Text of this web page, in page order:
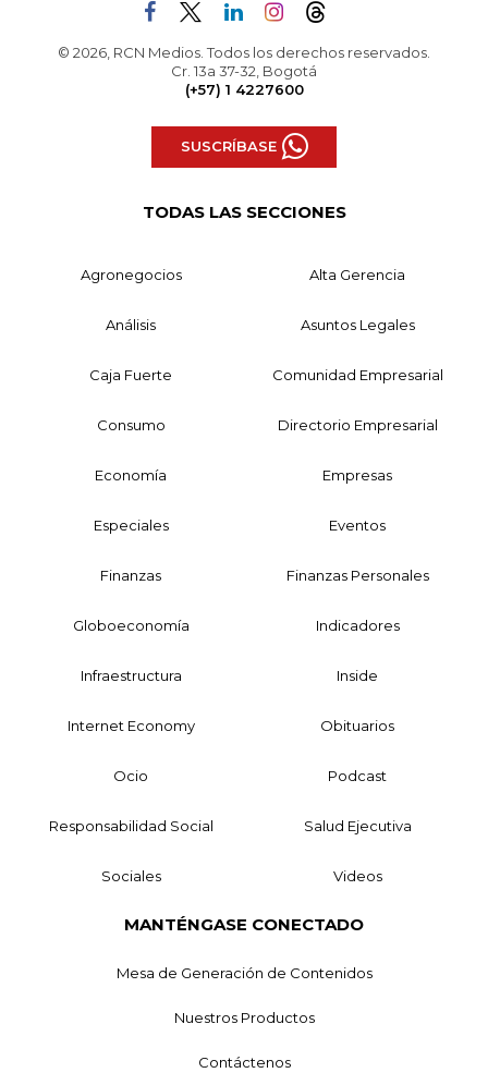
© 2026, RCN Medios. Todos los derechos reservados.
Cr. 13a 37-32, Bogotá
(+57) 1 4227600
SUSCRÍBASE
TODAS LAS SECCIONES
Agronegocios Alta Gerencia
Análisis Asuntos Legales
Caja Fuerte Comunidad Empresarial
Consumo Directorio Empresarial
Economía Empresas
Especiales Eventos
Finanzas Finanzas Personales
Globoeconomía Indicadores
Infraestructura Inside
Internet Economy Obituarios
Ocio Podcast
Responsabilidad Social Salud Ejecutiva
Sociales Videos
MANTÉNGASE CONECTADO
Mesa de Generación de Contenidos
Nuestros Productos
Contáctenos